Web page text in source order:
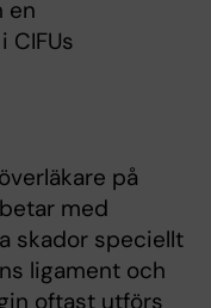
en
CIFUs
på
med
skador speciellt
ligament och
oftast utförs